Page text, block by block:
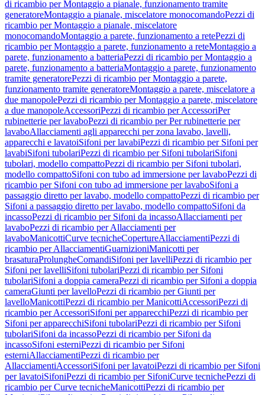
di ricambio per Montaggio a pianale, funzionamento tramite
generatoreMontaggio a pianale, miscelatore monocomandoPezzi di
ricambio per Montaggio a pianale, miscelatore
monocomandoMontaggio a parete, funzionamento a retePezzi di
ricambio per Montaggio a parete, funzionamento a reteMontaggio a
parete, funzionamento a batteriaPezzi di ricambio per Montaggio a
parete, funzionamento a batteriaMontaggio a parete, funzionamento
tramite generatorePezzi di ricambio per Montaggio a parete,
funzionamento tramite generatoreMontaggio a parete, miscelatore a
due manopolePezzi di ricambio per Montaggio a parete, miscelatore
a due manopoleAccessoriPezzi di ricambio per AccessoriPer
rubinetterie per lavaboPezzi di ricambio per Per rubinetterie per
lavaboAllacciamenti agli apparecchi per zona lavabo, lavelli,
apparecchi e lavatoiSifoni per lavabiPezzi di ricambio per Sifoni per
lavabiSifoni tubolariPezzi di ricambio per Sifoni tubolariSifoni
tubolari, modello compattoPezzi di ricambio per Sifoni tubolari,
modello compattoSifoni con tubo ad immersione per lavaboPezzi di
ricambio per Sifoni con tubo ad immersione per lavaboSifoni a
passaggio diretto per lavabo, modello compattoPezzi di ricambio per
Sifoni a passaggio diretto per lavabo, modello compattoSifoni da
incassoPezzi di ricambio per Sifoni da incassoAllacciamenti per
lavaboPezzi di ricambio per Allacciamenti per
lavaboManicottiCurve tecnicheCopertureAllacciamentiPezzi di
ricambio per AllacciamentiGuarnizioniManicotti per
brasaturaProlungheComandiSifoni per lavelliPezzi di ricambio per
Sifoni per lavelliSifoni tubolariPezzi di ricambio per Sifoni
tubolariSifoni a doppia cameraPezzi di ricambio per Sifoni a doppia
cameraGiunti per lavelloPezzi di ricambio per Giunti per
lavelloManicottiPezzi di ricambio per ManicottiAccessoriPezzi di
ricambio per AccessoriSifoni per apparecchiPezzi di ricambio per
Sifoni per apparecchiSifoni tubolariPezzi di ricambio per Sifoni
tubolariSifoni da incassoPezzi di ricambio per Sifoni da
incassoSifoni esterniPezzi di ricambio per Sifoni
esterniAllacciamentiPezzi di ricambio per
AllacciamentiAccessoriSifoni per lavatoiPezzi di ricambio per Sifoni
per lavatoiSifoniPezzi di ricambio per SifoniCurve tecnichePezzi di
ricambio per Curve tecnicheManicottiPezzi di ricambio per